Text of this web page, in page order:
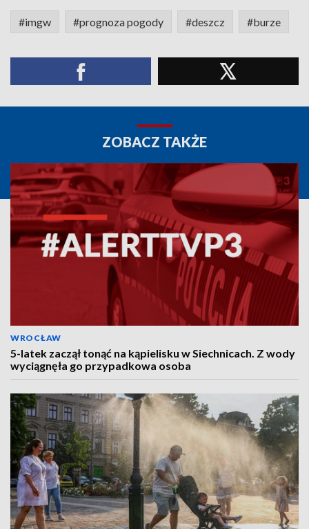
#imgw #prognoza pogody #deszcz #burze
ZOBACZ TAKŻE
WROCŁAW
5-latek zaczął tonąć na kąpielisku w Siechnicach. Z wody
wyciągnęła go przypadkowa osoba